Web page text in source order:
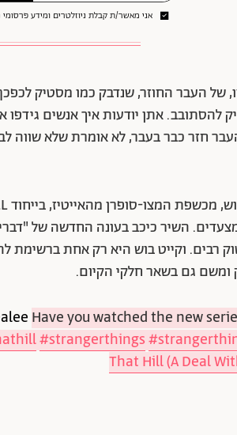
אני מאשר/ת קבלת ניוזלטרים ומידע
של העבר החוזר, שנדבק כמו מסטיק
להסתובב. אתן יודעות איך אנשים
שהעבר חזר כבר בעבר, לא אומרת שלא שווה
השיר כיכב בעונה החדשה של
רבים. וקייט בוש היא רק אחת ברשימת
גם בשאר חלקי הקיום.
Have you watched the new
#strangerthings
That Hill (A Deal